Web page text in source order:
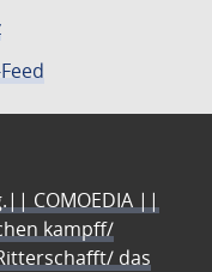
COMOEDIA ||
kampff/
das